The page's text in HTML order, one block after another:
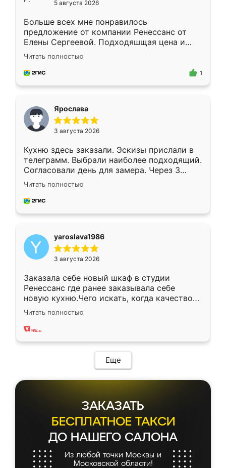
5 августа 2026
Больше всех мне понравилось
предложение от компании Ренессанс от
Елены Сергеевой. Подходяшщая цена и
короткие сроки изготовления. Приехавший
для замера сотрудник Владислав
предложил по моему эскизу самый
Читать полностью
1
Ярослава
3 августа 2026
Кухню здесь заказали. Эскизы прислали в
телеграмм. Выбрали наиболее подходящий.
Согласовали день для замера. Через 3
недели кухня была уже готова. Остались
довольны работой. Спасибо Ренессанс
мебель за качественную работу!
Читать полностью
yaroslava1986
3 августа 2026
Заказала себе новый шкаф в студии
Ренессанс где ранее заказывала себе
новую кухню.Чего искать, когда качеством
вполне довольна. Служит кухня уже почти
два года, нареканий нет.
Читать полностью
Еще
ЗАКАЗАТЬ
БЕСПЛАТНОЕ ТАКСИ
ДО НАШЕГО САЛОНА
Из любой точки Москвы и
Московской области!